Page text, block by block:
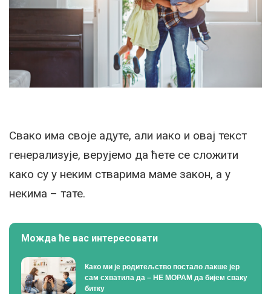
Свако има своје адуте, али иако и овај текст
генерализује, верујемо да ћете се сложити
како су у неким стварима маме закон, а у
некима – тате.
Можда ће вас интересовати
Како ми је родитељство постало лакше јер
сам схватила да – НЕ МОРАМ да бијем сваку
битку